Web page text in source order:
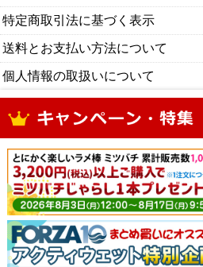
特定商取引法に基づく表示
送料とお支払い方法について
個人情報の取扱いについて